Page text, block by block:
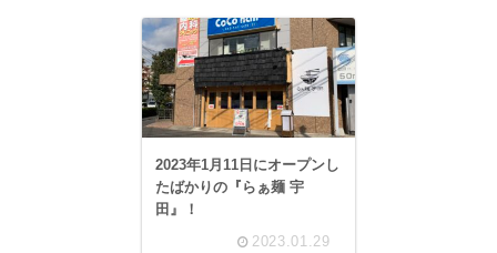
2023年1月11日にオープンし
たばかりの『らぁ麺 宇
田』！
2023.01.29